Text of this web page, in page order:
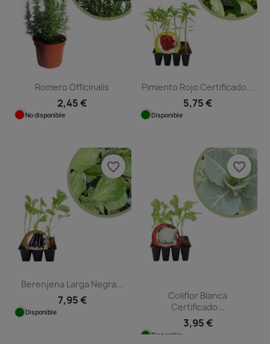
Romero Officinalis
2,45 €
No disponible
Pimiento Rojo Certificado...
5,75 €
Disponible
Berenjena Larga Negra...
7,95 €
Disponible
favorite_border
Coliflor Blanca
Certificado...
3,95 €
Disponible
favorite_border